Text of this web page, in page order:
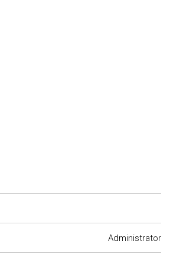
Administrator